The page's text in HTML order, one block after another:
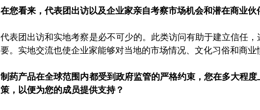
在您看来，代表团出访以及企业家亲自考察市场机会和潜在商业伙
代表团出访和实地考察是必不可少的。此类访问有助于建立信任
要。实地交流也使企业家能够对当地的市场情况、文化习俗和商业
制药产品在全球范围内都受到政府监管的严格约束，您在多大程
策，以便为您的成员提供支持？